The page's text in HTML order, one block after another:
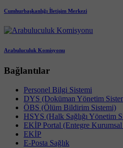
Cumhurbaşkanlığı İletişim Merkezi
Arabuluculuk Komisyonu
Bağlantılar
Personel Bilgi Sistemi
DYS (Doküman Yönetim
ÖBS (Ölüm Bildirim Sistemi)
HSYS (Halk Sağlığı Yönetim
EKİP Portal (Entegre
EKİP
E-Posta Sağlık